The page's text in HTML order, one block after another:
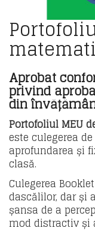
Aprobat
privind
din
Portofoliul MEU
este culegerea
aprofundarea și
clasă.
Culegerea
dascălilor, dar și
șansa de a
mod distractiv și